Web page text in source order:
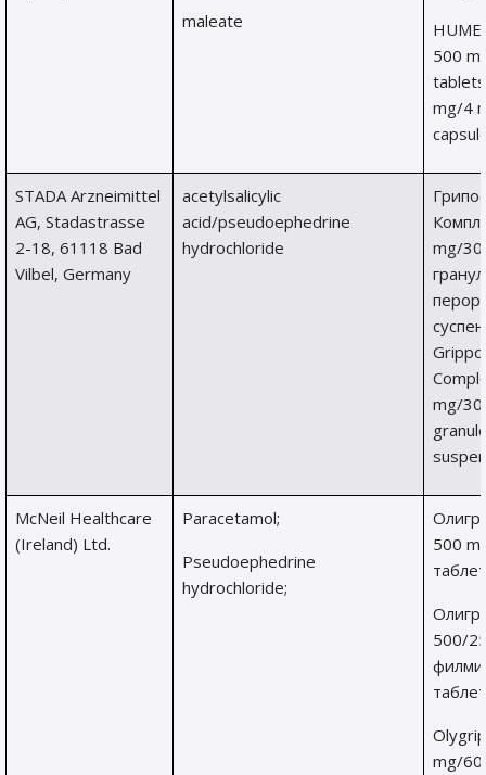
maleate
500
mg/4
STADA Arzneimittel
AG, Stadastrasse
2-18, 61118 Bad
Vilbel, Germany
acetylsalicylic
acid/pseudoephedrine
hydrochloride
mg/30
mg/30
McNeil Healthcare
(Ireland) Ltd.
Paracetamol;
Pseudoephedrine
hydrochloride;
500
500/
mg/60